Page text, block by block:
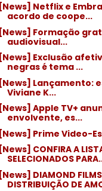
[News] Netflix e
acordo de coope...
[News] Formação
audiovisual...
[News] Exclusão
negras é tema ...
[News] Lançamento:
Viviane K...
[News] Apple TV+
envolvente, es...
[News] Prime Video-
[News] CONFIRA A
SELECIONADOS
[News] DIAMOND
DISTRIBUIÇÃO DE